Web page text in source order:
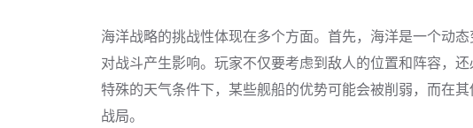
海洋战略的挑战性体现在多个方面。首先，海洋是一个动
对战斗产生影响。玩家不仅要考虑到敌人的位置和阵容，
特殊的天气条件下，某些舰船的优势可能会被削弱，而在
战局。